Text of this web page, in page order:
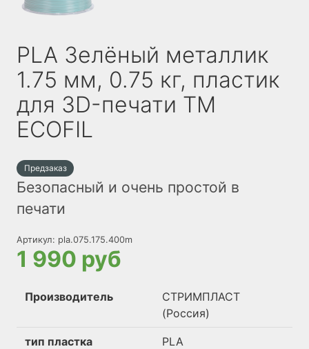
PLA Зелёный металлик
1.75 мм, 0.75 кг, пластик
для 3D-печати TM
ECOFIL
Предзаказ
Безопасный и очень простой в
печати
Артикул: pla.075.175.400m
1 990 руб
Производитель
СТРИМПЛАСТ
(Россия)
тип пластка PLA